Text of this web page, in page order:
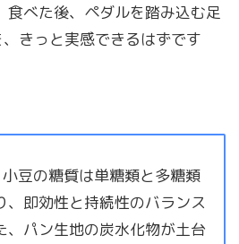
食べた後、ペダルを踏み込む足
きっと実感できるはずです
豆の糖質は単糖類と多糖類
、即効性と持続性のバランス
、パン生地の炭水化物が土台